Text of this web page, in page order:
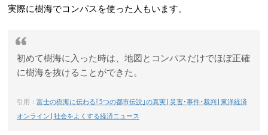
実際に樹海でコンパスを使った人もいます。
初めて樹海に入った時は、地図とコンパスだけでほぼ正確
に樹海を抜けることができた。
引用： 富士の樹海に伝わる｢5つの都市伝説｣の真実 | 災害･事件･裁判 | 東洋経済
オンライン | 社会をよくする経済ニュース